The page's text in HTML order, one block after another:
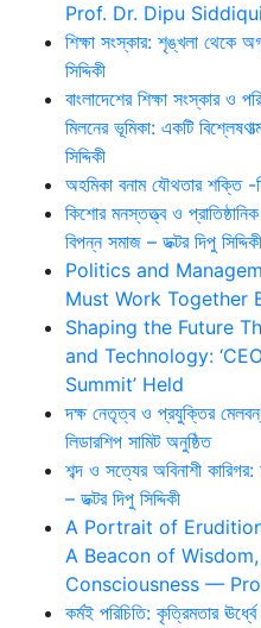
Prof. Dr. Dipu Siddiqui
শিক্ষা সংস্কার: শৃঙ্খলা থেকে
সিদ্দিকী
বাংলাদেশের শিক্ষা সংস্কার ও
মিলনের ভূমিকা: একটি
সিদ্দিকী
অহমিকা বনাম যৌথতার শক্তি -
কিশোর মনস্তত্ত্ব ও
বিপন্ন সমাজ – ডক্টর দিপু সিদ্দিকী
Politics and
Must Work Together
Shaping the Future
and Technology:
Summit’ Held
দক্ষ নেতৃত্ব ও প্রযুক্তির
লিডারশিপ সামিট অনুষ্ঠিত
শব্দ ও সত্যের অবিনাশী
– ডক্টর দিপু সিদ্দিকী
A Portrait of
A Beacon of
Consciousness —
কর্মই পরিচিতি: কৃত্রিমতার ঊর্ধ্বে